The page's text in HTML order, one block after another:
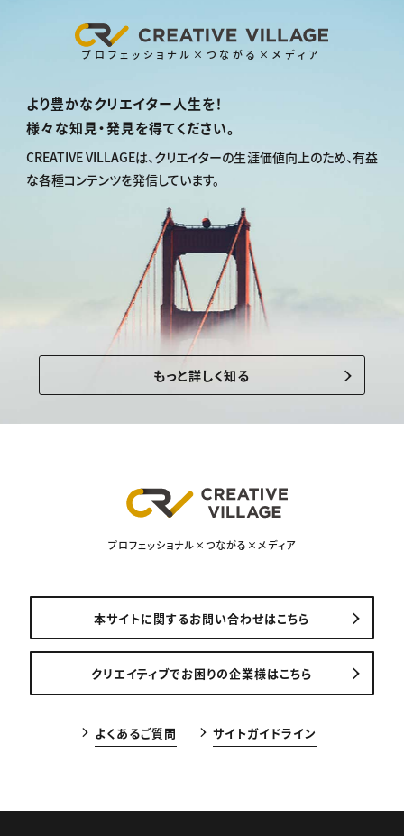
プロフェッショナル×つながる×メディア
より豊かなクリエイター人生を！
様々な知見・発見を得てください。
CREATIVE VILLAGEは、クリエイターの生涯価値向上のため、有益
な各種コンテンツを発信しています。
もっと詳しく知る
プロフェッショナル×つながる×メディア
本サイトに関するお問い合わせはこちら
クリエイティブでお困りの企業様はこちら
よくあるご質問 サイトガイドライン